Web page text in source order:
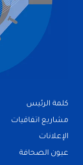
كلمة الرئيس
مشاريع اتفاقيات
الإعلانات
عيون الصحافة